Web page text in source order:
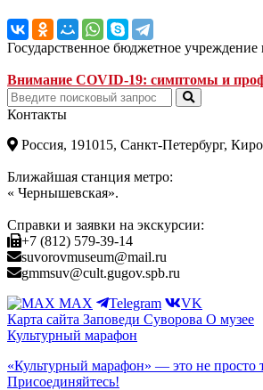
Государственное бюджетное
Внимание COVID-19: симптомы и
Контакты
Россия, 191015, Санкт-Петербург,
Ближайшая станция метро:
« Чернышевская».
Справки и заявки на экскурсии:
+7 (812) 579-39-14
suvorovmuseum@mail.ru
gmmsuv@cult.gugov.spb.ru
MAX
Telegram
VK
Карта сайта Заповеди Cуворова О музее
Культурный марафон
«Культурный марафон» — это не просто
Присоединяйтесь!